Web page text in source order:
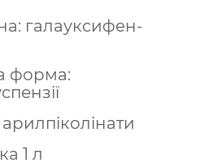
галауксифен-
форма:
1 л